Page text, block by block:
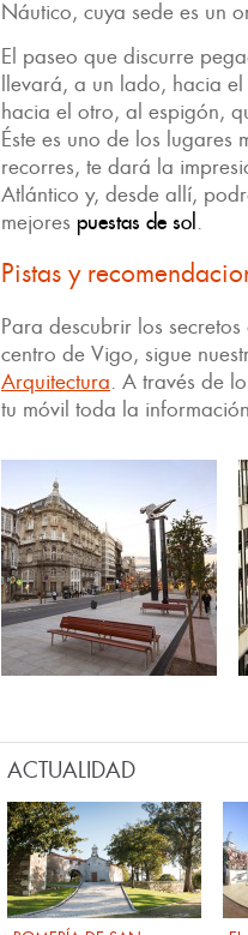
Náutico, cuya sede es un
El paseo que discurre
llevará, a un lado, hacia el
hacia el otro, al espigón,
Éste es uno de los lugares
recorres, te dará la
Atlántico y, desde allí,
mejores puestas de sol .
Pistas y
Para descubrir los
centro de Vigo, sigue
Arquitectura. A través de
tu móvil toda la
ACTUALIDAD